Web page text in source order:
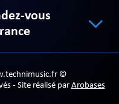
vous
©
- Site réalisé par Arobases